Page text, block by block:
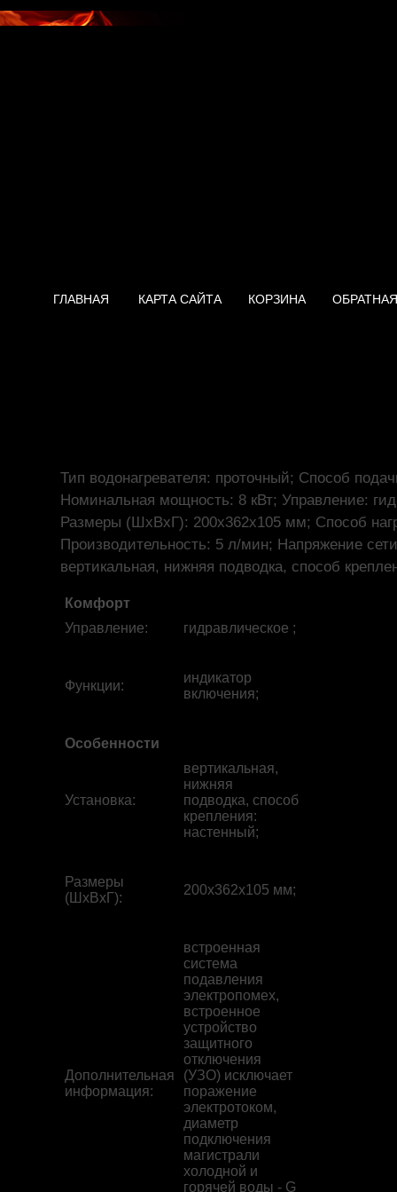
ГЛАВНАЯ КАРТА САЙТА КОРЗИНА
Тип водонагревателя: проточный; Способ
Номинальная мощность: 8 кВт; Управление:
Размеры (ШхВхГ): 200x362x105 мм; Способ
Производительность: 5 л/мин; Напряжение
вертикальная, нижняя подводка, способ
Комфорт
Управление: гидравлическое ;
Функции:
индикатор
включения;
Особенности
Установка:
вертикальная,
нижняя
подводка, способ
крепления:
настенный;
Размеры
(ШхВхГ):
200x362x105 мм;
Дополнительная
информация:
встроенная
система
подавления
электропомех,
встроенное
устройство
защитного
отключения
(УЗО) исключает
поражение
электротоком,
диаметр
подключения
магистрали
холодной и
горячей воды - G